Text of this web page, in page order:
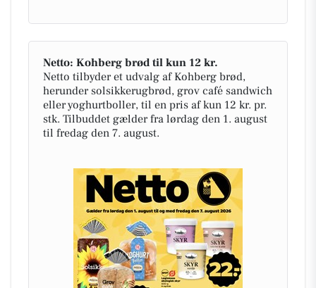
Netto: Kohberg brød til kun 12 kr.
Netto tilbyder et udvalg af Kohberg brød,
herunder solsikkerugbrød, grov café sandwich
eller yoghurtboller, til en pris af kun 12 kr. pr.
stk. Tilbuddet gælder fra lørdag den 1. august
til fredag den 7. august.